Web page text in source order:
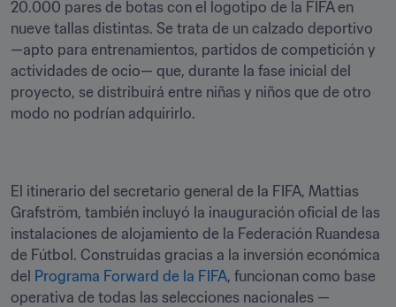
20.000 pares de botas con el logotipo de la FIFA en
nueve tallas distintas. Se trata de un calzado deportivo
—apto para entrenamientos, partidos de competición y
actividades de ocio— que, durante la fase inicial del
proyecto, se distribuirá entre niñas y niños que de otro
modo no podrían adquirirlo.
El itinerario del secretario general de la FIFA, Mattias
Grafström, también incluyó la inauguración oficial de las
instalaciones de alojamiento de la Federación Ruandesa
de Fútbol. Construidas gracias a la inversión económica
del Programa Forward de la FIFA, funcionan como base
operativa de todas las selecciones nacionales —